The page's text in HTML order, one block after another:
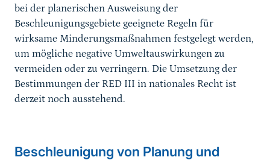
bei der planerischen Ausweisung der
Beschleunigungsgebiete geeignete Regeln für
wirksame Minderungsmaßnahmen festgelegt werden,
um mögliche negative Umweltauswirkungen zu
vermeiden oder zu verringern. Die Umsetzung der
Bestimmungen der RED III in nationales Recht ist
derzeit noch ausstehend.
Beschleunigung von Planung und